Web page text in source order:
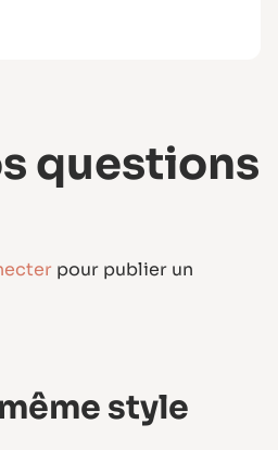
questions
pour publier un
style